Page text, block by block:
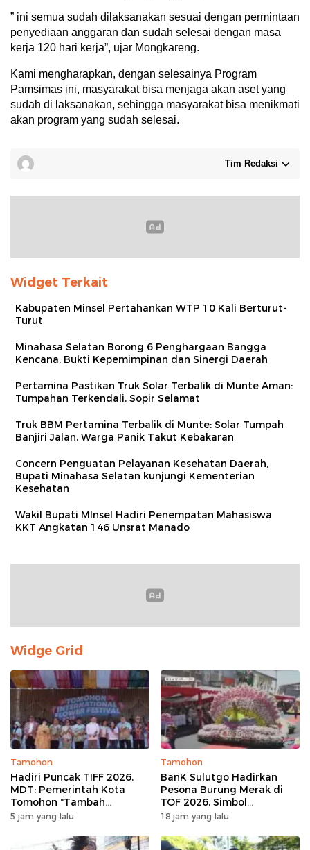
” ini semua sudah dilaksanakan sesuai dengan permintaan
penyediaan anggaran dan sudah selesai dengan masa
kerja 120 hari kerja”, ujar Mongkareng.
Kami mengharapkan, dengan selesainya Program
Pamsimas ini, masyarakat bisa menjaga akan aset yang
sudah di laksanakan, sehingga masyarakat bisa menikmati
akan program yang sudah selesai.
Tim Redaksi
Widget Terkait
Kabupaten Minsel Pertahankan WTP 10 Kali Berturut-
Turut
Minahasa Selatan Borong 6 Penghargaan Bangga
Kencana, Bukti Kepemimpinan dan Sinergi Daerah
Pertamina Pastikan Truk Solar Terbalik di Munte Aman:
Tumpahan Terkendali, Sopir Selamat
Truk BBM Pertamina Terbalik di Munte: Solar Tumpah
Banjiri Jalan, Warga Panik Takut Kebakaran
Concern Penguatan Pelayanan Kesehatan Daerah,
Bupati Minahasa Selatan kunjungi Kementerian
Kesehatan
Wakil Bupati MInsel Hadiri Penempatan Mahasiswa
KKT Angkatan 146 Unsrat Manado
Widge Grid
Tamohon
Hadiri Puncak TIFF 2026,
MDT: Pemerintah Kota
Tomohon “Tambah
Mantap”, Usai Parade
kepada Masyarakat
5 jam yang lalu
Tamohon
BanK Sulutgo Hadirkan
Pesona Burung Merak di
TOF 2026, Simbol
Keagungan Dan
18 jam yang lalu